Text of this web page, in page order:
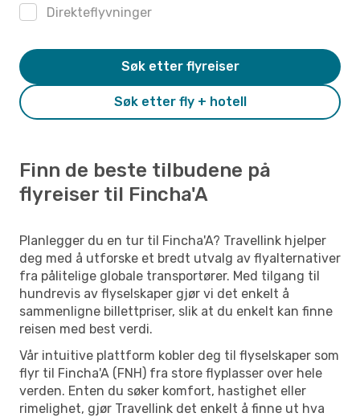
Direkteflyvninger
Søk etter fly + hotell
Søk etter flyreiser
Finn de beste tilbudene på
flyreiser til Fincha'A
Planlegger du en tur til Fincha'A? Travellink hjelper
deg med å utforske et bredt utvalg av flyalternativer
fra pålitelige globale transportører. Med tilgang til
hundrevis av flyselskaper gjør vi det enkelt å
sammenligne billettpriser, slik at du enkelt kan finne
reisen med best verdi.
Vår intuitive plattform kobler deg til flyselskaper som
flyr til Fincha'A (FNH) fra store flyplasser over hele
verden. Enten du søker komfort, hastighet eller
rimelighet, gjør Travellink det enkelt å finne ut hva